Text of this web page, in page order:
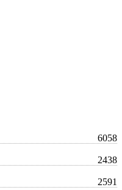
6058
2438
2591